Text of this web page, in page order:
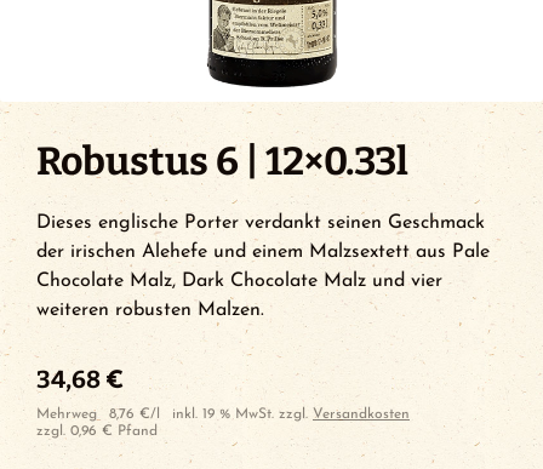
Robustus 6 | 12×0.33l
34,68 €
Mehrweg 8,76 €/ inkl. 19 % MwSt. zzgl. Versandkosten
zzgl. 0,96 € Pfand
Dieses englische Porter verdankt seinen Geschmack
der irischen Alehefe und einem Malzsextett aus Pale
Chocolate Malz, Dark Chocolate Malz und vier
weiteren robusten Malzen.